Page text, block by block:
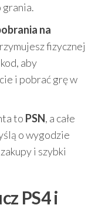
grania.
na
fizycznej
aby
i pobrać grę w
to PSN, a całe
o wygodzie
i szybki
PS4 i